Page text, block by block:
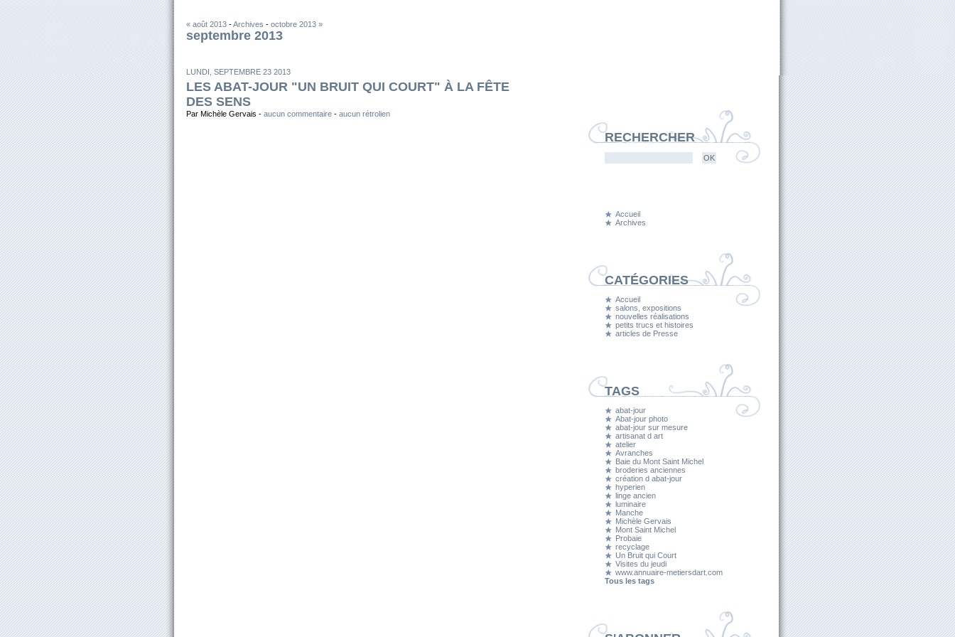
« août 2013 -Archives - octobre 2013 »
septembre 2013
LUNDI, SEPTEMBRE 23 2013
LES ABAT-JOUR "UN BRUIT QUI COURT" À LA FÊTE
DES SENS
Par Michèle Gervais - aucun commentaire - aucun rétrolien
RECHERCHER
Accueil
Archives
CATÉGORIES
Accueil
salons, expositions
nouvelles réalisations
petits trucs et histoires
articles de Presse
TAGS
abat-jour
Abat-jour photo
abat-jour sur mesure
artisanat d art
atelier
Avranches
Baie du Mont Saint Michel
broderies anciennes
création d abat-jour
hyperien
linge ancien
luminaire
Manche
Michèle Gervais
Mont Saint Michel
Probaie
recyclage
Un Bruit qui Court
Visites du jeudi
www.annuaire-metiersdart.com
Tous les tags